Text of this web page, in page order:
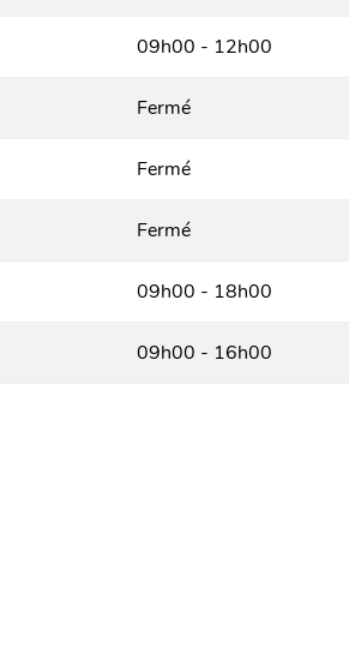
09h00 - 12h00
Fermé
Fermé
Fermé
09h00 - 18h00
09h00 - 16h00